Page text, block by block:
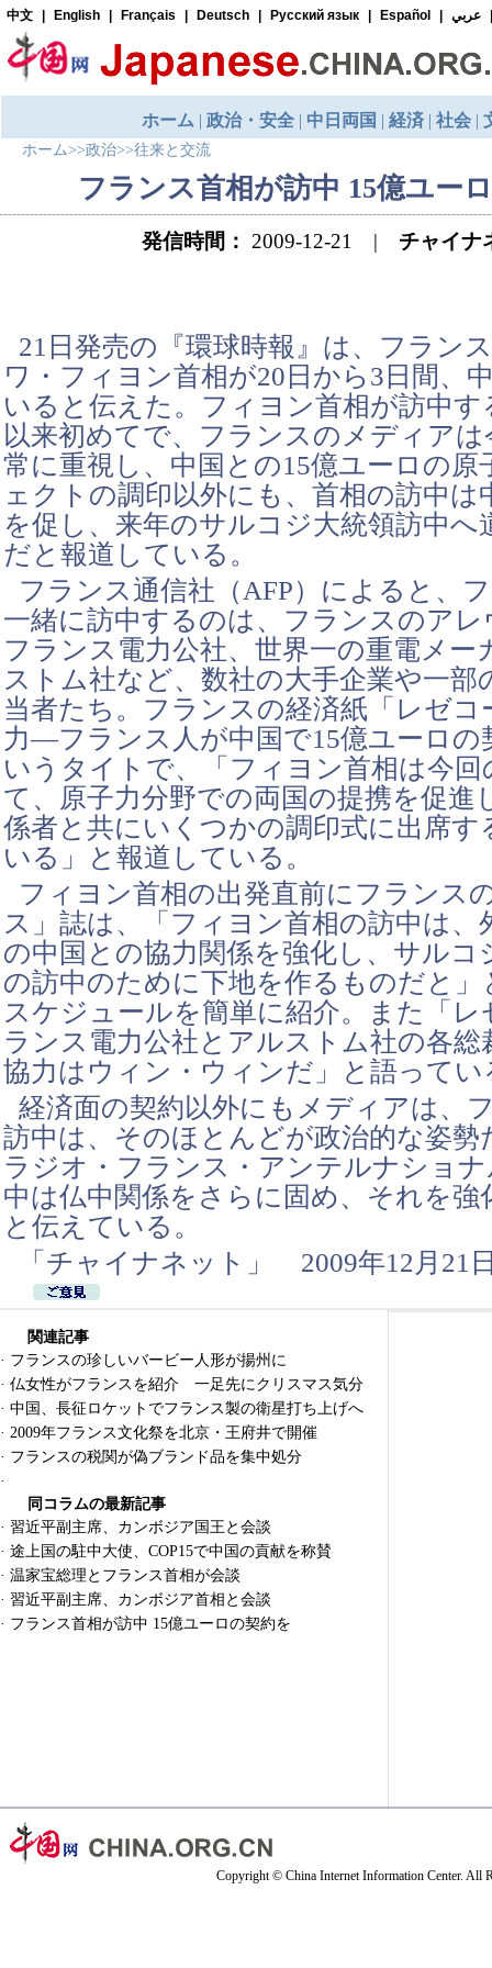
ホーム>>政治>>往来と交流
フランス首相が訪中 15億ユー
発信時間： 2009-12-21 | チャイナ
21日発売の『環球時報』は、フラン
ワ・フィヨン首相が20日から3日間、
いると伝えた。フィヨン首相が訪中す
以来初めてで、フランスのメディア
常に重視し、中国との15億ユーロの原
ェクトの調印以外にも、首相の訪中は
を促し、来年のサルコジ大統領訪中へ
だと報道している。
フランス通信社（AFP）によると、
一緒に訪中するのは、フランスのア
フランス電力公社、世界一の重電メー
ストム社など、数社の大手企業や一部
当者たち。フランスの経済紙「レゼコ
力―フランス人が中国で15億ユーロの
いうタイトで、「フィヨン首相は今回
て、原子力分野での両国の提携を促進
係者と共にいくつかの調印式に出席
いる」と報道している。
フィヨン首相の出発直前にフランス
ス」誌は、「フィヨン首相の訪中は、
の中国との協力関係を強化し、サルコ
の訪中のために下地を作るものだと」
スケジュールを簡単に紹介。また「
ランス電力公社とアルストム社の各総
協力はウィン・ウィンだ」と語ってい
経済面の契約以外にもメディアは、
訪中は、そのほとんどが政治的な姿勢
ラジオ・フランス・アンテルナショ
中は仏中関係をさらに固め、それを強
と伝えている。
「チャイナネット」 2009年12月21
関連記事
· フランスの珍しいバービー人形が揚州に
· 仏女性がフランスを紹介 一足先にクリスマス気分
· 中国、長征ロケットでフランス製の衛星打ち上げへ
· 2009年フランス文化祭を北京・王府井で開催
· フランスの税関が偽ブランド品を集中処分
·
同コラムの最新記事
· 習近平副主席、カンボジア国王と会談
· 途上国の駐中大使、COP15で中国の貢献を称賛
· 温家宝総理とフランス首相が会談
· 習近平副主席、カンボジア首相と会談
· フランス首相が訪中 15億ユーロの契約を